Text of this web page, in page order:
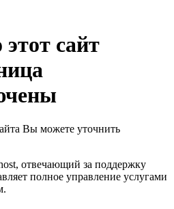
сайт
Вы можете уточнить
отвечающий за поддержку
полное управление услугами